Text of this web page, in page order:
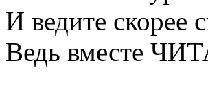
И ведите скорее
Ведь вместе